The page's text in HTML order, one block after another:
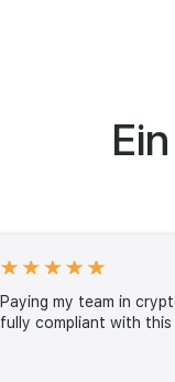
Paying my team in
fully compliant with this